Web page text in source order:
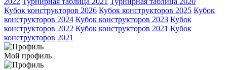
Кубок конструкторов 2026 Кубок конструкторов 2025 Кубок
конструкторов 2024 Кубок конструкторов 2023 Кубок
конструкторов 2022 Кубок конструкторов 2021 Кубок
конструкторов 2021
Мой профиль